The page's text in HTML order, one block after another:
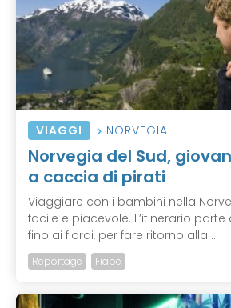
VIAGGI NORVEGIA
Norvegia del Sud,
a caccia di pirati
Viaggiare con i bambini nella
facile e piacevole. L’itinerario
fino ai fiordi, per fare ritorno alla ...
Reportage Fiabe